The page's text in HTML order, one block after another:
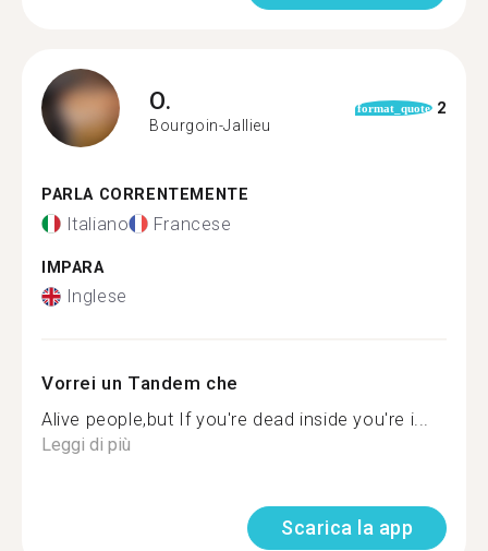
O.
Bourgoin-Jallieu
format_quote 2
PARLA CORRENTEMENTE
Italiano Francese
IMPARA
Inglese
Vorrei un Tandem che
Alive people,but If you're dead inside you're i...
Leggi di più
Scarica la app